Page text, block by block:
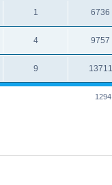
1 6736
4 9757
9 13711